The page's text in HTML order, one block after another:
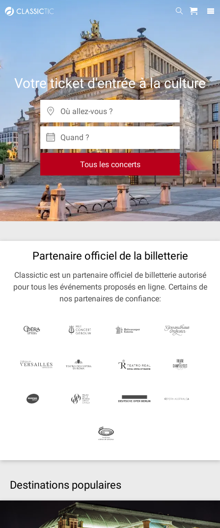
Votre ticket d'entrée à la culture
Quand ?
Tous les concerts
Partenaire officiel de la billetterie
Classictic est un partenaire officiel de billetterie autorisé
pour tous les événements proposés en ligne. Certains de
nos partenaires de confiance:
Destinations populaires